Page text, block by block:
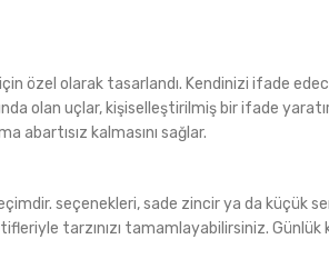
özel olarak tasarlandı. Kendinizi ifade
olan uçlar, kişiselleştirilmiş bir ifade
abartısız kalmasını sağlar.
seçenekleri, sade zincir ya da küçük
tarzınızı tamamlayabilirsiniz. Günlük